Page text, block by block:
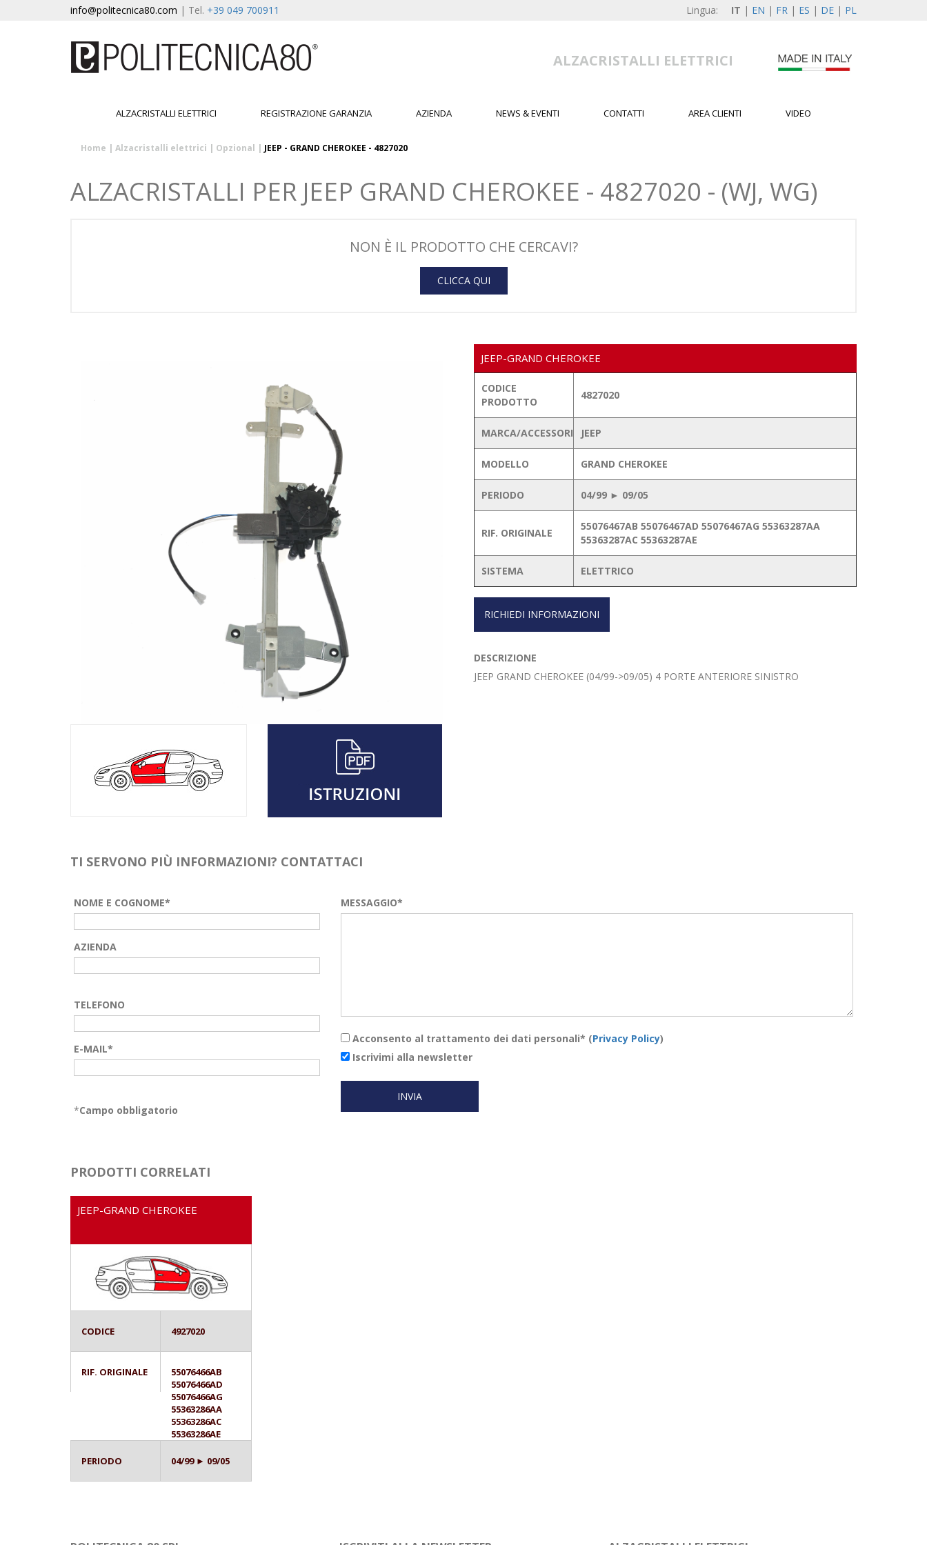
info@politecnica80.com | Tel. +39 049 700911 Lingua: IT | EN | FR | ES | DE | PL
ALZACRISTALLI ELETTRICI
ALZACRISTALLI ELETTRICI REGISTRAZIONE GARANZIA AZIENDA NEWS & EVENTI CONTATTI AREA CLIENTI VIDEO
Home | Alzacristalli elettrici | Opzional | JEEP - GRAND CHEROKEE - 4827020
ALZACRISTALLI PER JEEP GRAND CHEROKEE - 4827020 - (WJ, WG)
NON È IL PRODOTTO CHE CERCAVI?
CLICCA QUI
JEEP-GRAND CHEROKEE
CODICE
PRODOTTO
4827020
MARCA/ACCESSORI JEEP
MODELLO GRAND CHEROKEE
PERIODO 04/99 ► 09/05
RIF. ORIGINALE
55076467AB 55076467AD 55076467AG 55363287AA
55363287AC 55363287AE
SISTEMA ELETTRICO
RICHIEDI INFORMAZIONI
DESCRIZIONE
JEEP GRAND CHEROKEE (04/99->09/05) 4 PORTE ANTERIORE SINISTRO
TI SERVONO PIÙ INFORMAZIONI? CONTATTACI
NOME E COGNOME*
AZIENDA
TELEFONO
E-MAIL*
*Campo obbligatorio
MESSAGGIO*
Acconsento al trattamento dei dati personali* (Privacy Policy)
Iscrivimi alla newsletter
PRODOTTI CORRELATI
JEEP-GRAND CHEROKEE
CODICE 4927020
RIF. ORIGINALE
55076466AB
55076466AD
55076466AG
55363286AA
55363286AC
55363286AE
PERIODO 04/99 ► 09/05